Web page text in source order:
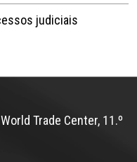
judiciais
Trade Center, 11.º